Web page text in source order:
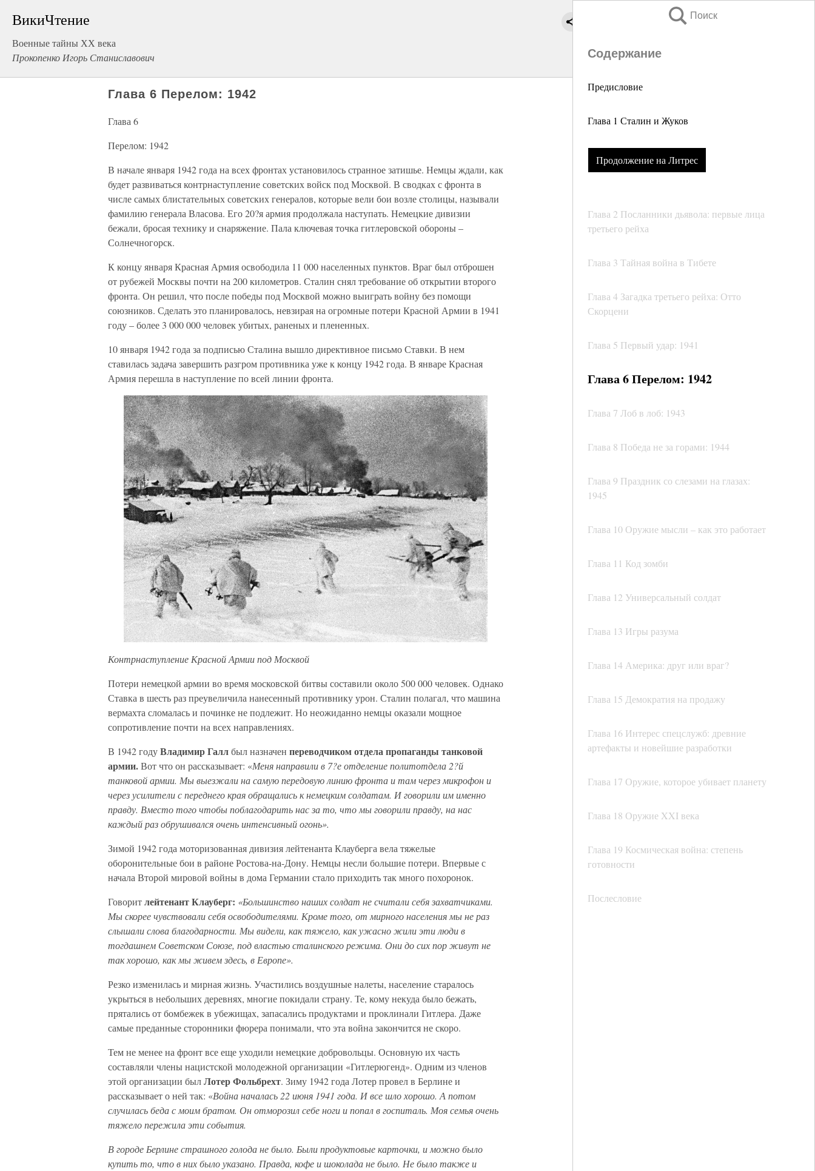
ВикиЧтение
Военные тайны ХХ века
Прокопенко Игорь Станиславович
Поиск
Содержание
Предисловие
Глава 1 Сталин и Жуков
Продолжение на Литрес
Глава 2 Посланники дьявола: первые лица
третьего рейха
Глава 3 Тайная война в Тибете
Глава 4 Загадка третьего рейха: Отто
Скорцени
Глава 5 Первый удар: 1941
Глава 6 Перелом: 1942
Глава 7 Лоб в лоб: 1943
Глава 8 Победа не за горами: 1944
Глава 9 Праздник со слезами на глазах:
1945
Глава 10 Оружие мысли – как это работает
Глава 11 Код зомби
Глава 12 Универсальный солдат
Глава 13 Игры разума
Глава 14 Америка: друг или враг?
Глава 15 Демократия на продажу
Глава 16 Интерес спецслужб: древние
артефакты и новейшие разработки
Глава 17 Оружие, которое убивает планету
Глава 18 Оружие XXI века
Глава 19 Космическая война: степень
готовности
Послесловие
Глава 6 Перелом: 1942
Глава 6
Перелом: 1942
В начале января 1942 года на всех фронтах установилось странное затишье. Немцы ждали, как
будет развиваться контрнаступление советских войск под Москвой. В сводках с фронта в
числе самых блистательных советских генералов, которые вели бои возле столицы, называли
фамилию генерала Власова. Его 20?я армия продолжала наступать. Немецкие дивизии
бежали, бросая технику и снаряжение. Пала ключевая точка гитлеровской обороны –
Солнечногорск.
К концу января Красная Армия освободила 11 000 населенных пунктов. Враг был отброшен
от рубежей Москвы почти на 200 километров. Сталин снял требование об открытии второго
фронта. Он решил, что после победы под Москвой можно выиграть войну без помощи
союзников. Сделать это планировалось, невзирая на огромные потери Красной Армии в 1941
году – более 3 000 000 человек убитых, раненых и плененных.
10 января 1942 года за подписью Сталина вышло директивное письмо Ставки. В нем
ставилась задача завершить разгром противника уже к концу 1942 года. В январе Красная
Армия перешла в наступление по всей линии фронта.
Контрнаступление Красной Армии под Москвой
Потери немецкой армии во время московской битвы составили около 500 000 человек. Однако
Ставка в шесть раз преувеличила нанесенный противнику урон. Сталин полагал, что машина
вермахта сломалась и починке не подлежит. Но неожиданно немцы оказали мощное
сопротивление почти на всех направлениях.
В 1942 годуВладимир Галлбыл назначен переводчиком отдела пропаганды танковой
армии.Вот что он рассказывает: «Меня направили в 7?е отделение политотдела 2?й
танковой армии. Мы выезжали на самую передовую линию фронта и там через микрофон и
через усилители с переднего края обращались к немецким солдатам. И говорили им именно
правду. Вместо того чтобы поблагодарить нас за то, что мы говорили правду, на нас
каждый раз обрушивался очень интенсивный огонь».
Зимой 1942 года моторизованная дивизия лейтенанта Клауберга вела тяжелые
оборонительные бои в районе Ростова-на-Дону. Немцы несли большие потери. Впервые с
начала Второй мировой войны в дома Германии стало приходить так много похоронок.
Говоритлейтенант Клауберг: «Большинство наших солдат не считали себя захватчиками.
Мы скорее чувствовали себя освободителями. Кроме того, от мирного населения мы не раз
слышали слова благодарности. Мы видели, как тяжело, как ужасно жили эти люди в
тогдашнем Советском Союзе, под властью сталинского режима. Они до сих пор живут не
так хорошо, как мы живем здесь, в Европе».
Резко изменилась и мирная жизнь. Участились воздушные налеты, население старалось
укрыться в небольших деревнях, многие покидали страну. Те, кому некуда было бежать,
прятались от бомбежек в убежищах, запасались продуктами и проклинали Гитлера. Даже
самые преданные сторонники фюрера понимали, что эта война закончится не скоро.
Тем не менее на фронт все еще уходили немецкие добровольцы. Основную их часть
составляли члены нацистской молодежной организации «Гитлерюгенд». Одним из членов
этой организации былЛотер Фольбрехт. Зиму 1942 года Лотер провел в Берлине и
рассказывает о ней так: «Война началась 22 июня 1941 года. И все шло хорошо. А потом
случилась беда с моим братом. Он отморозил себе ноги и попал в госпиталь. Моя семья очень
тяжело пережила эти события.
В городе Берлине страшного голода не было. Были продуктовые карточки, и можно было
купить то, что в них было указано. Правда, кофе и шоколада не было. Не было также и